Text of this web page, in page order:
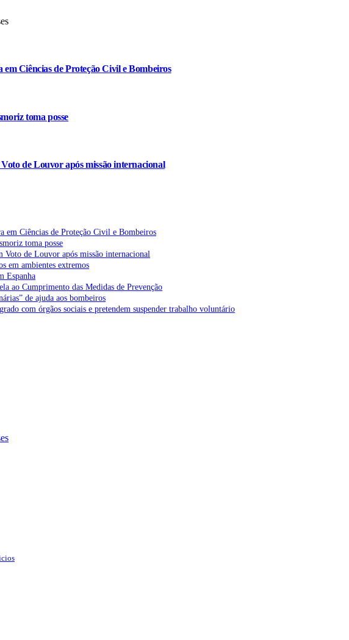
Ciências de Proteção Civil e Bombeiros
toma posse
de Louvor após missão internacional
em Ciências de Proteção Civil e Bombeiros
toma posse
de Louvor após missão internacional
em ambientes extremos
Espanha
ao Cumprimento das Medidas de Prevenção
de ajuda aos bombeiros
com órgãos sociais e pretendem suspender trabalho voluntário